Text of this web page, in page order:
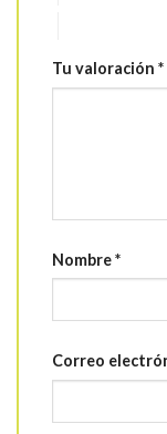
Tu valoración *
Nombre*
Correo